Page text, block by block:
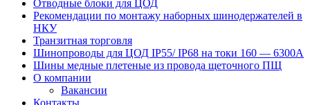
Отводные блоки для ЦОД
Рекомендации по монтажу наборных шинодержателей в
НКУ
Транзитная торговля
Шинопроводы для ЦОД IP55/ IP68 на токи 160 — 6300А
Шины медные плетеные из провода щеточного ПЩ
О компании
Вакансии
Контакты